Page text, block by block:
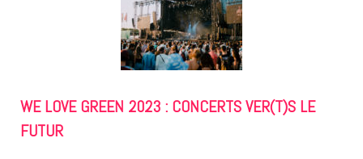
WE LOVE GREEN 2023 : CONCERTS VER(T)S LE
FUTUR